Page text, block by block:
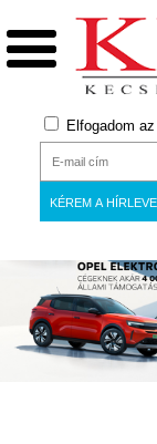
Elfogadom az